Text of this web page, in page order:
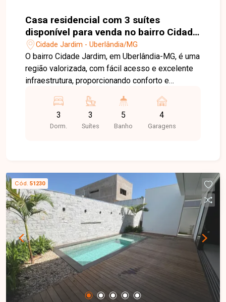
Casa residencial com 3 suítes
disponível para venda no bairro Cidade
Jardim em Uberlândia-MG
Cidade Jardim - Uberlândia/MG
O bairro Cidade Jardim, em Uberlândia-MG, é uma
região valorizada, com fácil acesso e excelente
infraestrutura, proporcionando conforto e
lavabo, sala de jantar com jardim de inverno, 3
suítes sendo 1 com jardim de inverno e 1 máster
com closet e hidromassagem, banheiros bem
com churrasqueira, despensa e banheiro de
serviço. Entre em contato com a Delta Imóveis
para mais informações e agende sua visita.
3
Dorm.
3
Suítes
5
Banho
4
Garagens
Cód. 51230